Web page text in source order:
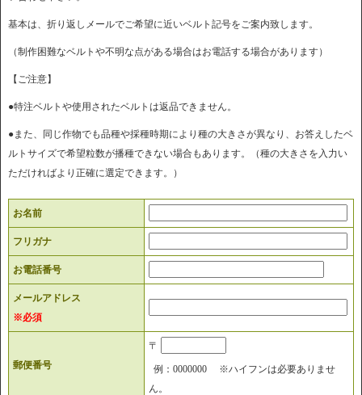
基本は、折り返しメールでご希望に近いベルト記号をご案内致します。
（制作困難なベルトや不明な点がある場合はお電話する場合があります）
【ご注意】
●特注ベルトや使用されたベルトは返品できません。
●また、同じ作物でも品種や採種時期により種の大きさが異なり、お答えしたベ
ルトサイズで希望粒数が播種できない場合もあります。（種の大きさを入力い
ただければより正確に選定できます。）
お名前
フリガナ
お電話番号
メールアドレス
※必須
郵便番号
〒
例：0000000 ※ハイフンは必要ありませ
ん。